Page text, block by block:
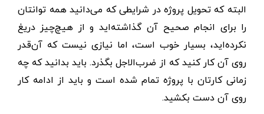
البته که تحویل پروژه در شرایطی که می‌دانید همه توانتان
را برای انجام صحیح آن گذاشته‌اید و از هیچ‌چیز دریغ
نکرده‌اید، بسیار خوب است، اما نیازی نیست که آن‌قدر
روی آن کار کنید که از ضرب‌الاجل بگذرد. باید بدانید که چه
زمانی کارتان با پروژه تمام شده است و باید از ادامه کار
روی آن دست بکشید.